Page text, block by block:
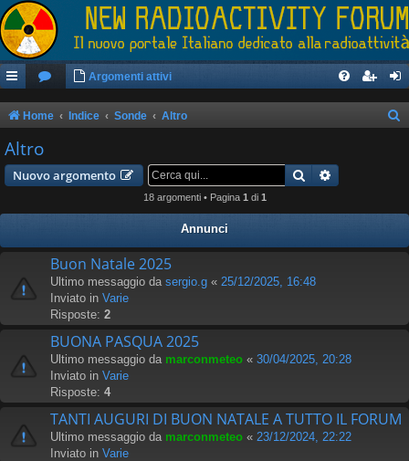
Argomenti attivi
Home Indice Sonde Altro
Altro
Nuovo argomento Cerca
18 argomenti • Pagina 1 di 1
Annunci
Buon Natale 2025
Ultimo messaggio da sergio.g « 25/12/2025, 16:48
Inviato in Varie
Risposte: 2
BUONA PASQUA 2025
Ultimo messaggio da marconmeteo « 30/04/2025, 20:28
Inviato in Varie
Risposte: 4
TANTI AUGURI DI BUON NATALE A TUTTO IL FORUM
Ultimo messaggio da marconmeteo « 23/12/2024, 22:22
Inviato in Varie